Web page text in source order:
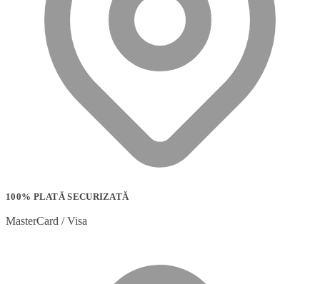
100% PLATĂ SECURIZATĂ
MasterCard / Visa